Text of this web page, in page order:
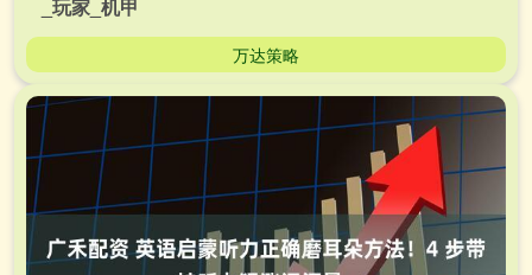
_玩家_机甲
万达策略